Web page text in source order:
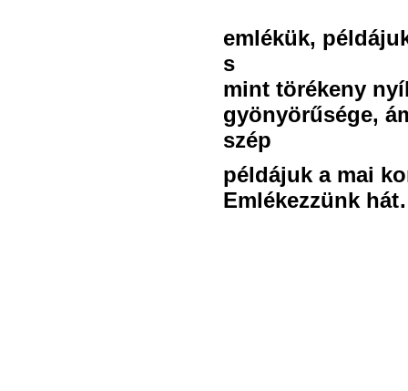
emlékük,
s
mint törékeny
gyönyörűsége,
szép
példájuk a mai
Emlékezzünk